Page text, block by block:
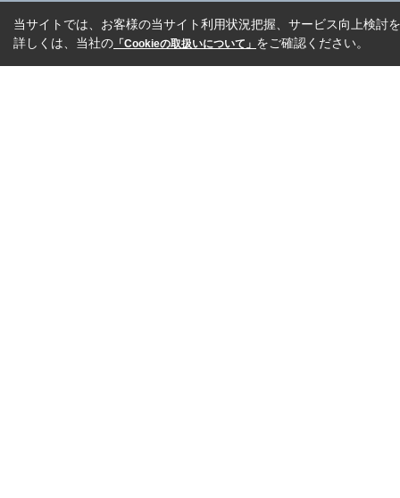
当サイトでは、お客様の当サイト利用状況把握、サービス向上検討
詳しくは、当社の 「Cookieの取扱いについて」 をご確認ください。